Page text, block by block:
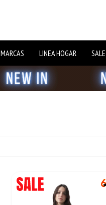
MARCAS LINEA HOGAR SALE